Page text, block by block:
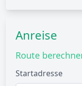
Anreise
Route
Startadresse